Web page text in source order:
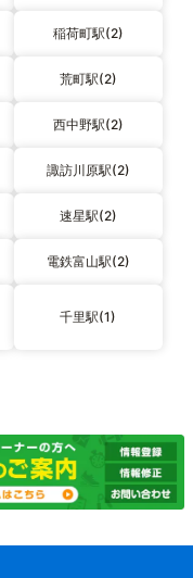
稲荷町駅(2)
荒町駅(2)
西中野駅(2)
諏訪川原駅(2)
速星駅(2)
電鉄富山駅(2)
千里駅(1)